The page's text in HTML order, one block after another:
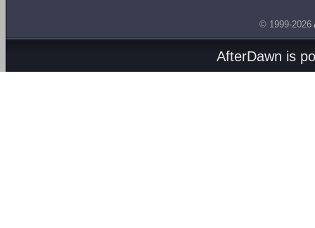
© 1999-2026
AfterDawn is